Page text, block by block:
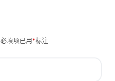
必填项已用*标注